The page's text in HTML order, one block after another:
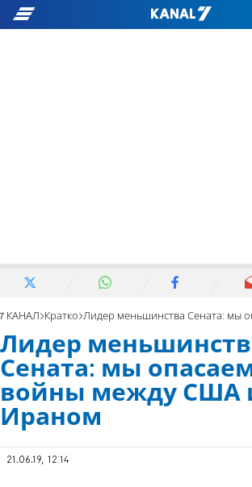
7 КАНАЛ Кратко Лидер меньшинства Сената: мы опасаемся войны
Лидер
Сената: мы
войны между США
Ираном
21.06.19, 12:14